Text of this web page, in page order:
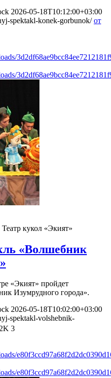
2026-05-18T10:12:00+03:00
spektakl-konek-gorbunok/ от
Театр кукол «Экият»
«Волшебник
«Экият» пройдет
Изумрудного города».
2026-05-18T10:02:00+03:00
spektakl-volshebnik-
3